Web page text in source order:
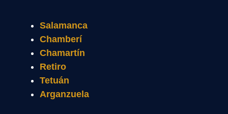
Salamanca
Chamberí
Chamartín
Retiro
Tetuán
Arganzuela